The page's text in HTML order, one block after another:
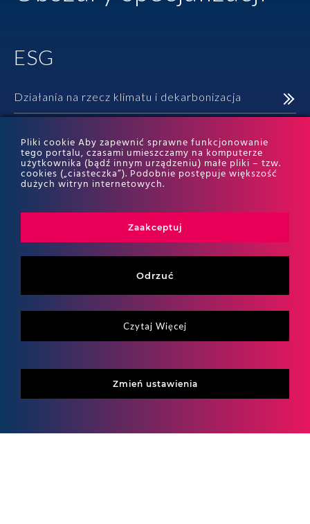
ESG
Działania na rzecz klimatu i dekarbonizacja
ESG w promocji i komunikacji
Stała obsługa ESG
Strategie ESG
Ujawnienia taksonomiczne
Zielone / zrównoważone finansowanie
Pliki cookie Aby zapewnić sprawne funkcjonowanie
tego portalu, czasami umieszczamy na komputerze
użytkownika (bądź innym urządzeniu) małe pliki – tzw.
cookies („ciasteczka”). Podobnie postępuje większość
dużych witryn internetowych.
Zaakceptuj
Odrzuć
Czytaj Więcej
Zmień ustawienia